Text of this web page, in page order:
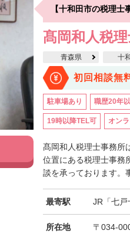
【十和田市の税理士
髙岡和人税
青森県 十
初回相談無
駐車場あり 職歴20年
19時以降TEL可 オン
髙岡和人税理士事務所
位置にある税理士事務
談を承っております。
最寄駅 JR「七戸
所在地 〒034-